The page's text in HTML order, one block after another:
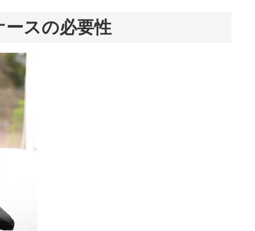
ースの必要性